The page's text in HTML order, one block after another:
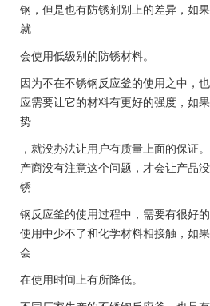
钢，但是也有防锈剂别上的差异，如
就
会使用低级别的防锈材料。
因为不在不锈钢反应釜的使用之中，
应需要让它的材料有更好的强度，如
势
，就没办法让用户有质量上面的保证
产商没有注意这个问题，才会让产品
锈
钢反应釜的使用过程中，需要有很好
使用中少不了和化学材料相接触，如
会
在使用时间上有所降低。